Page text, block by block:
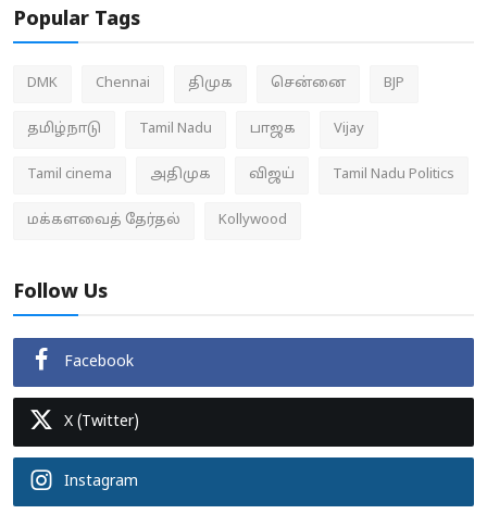
Popular Tags
DMK Chennai திமுக சென்னை BJP
தமிழ்நாடு Tamil Nadu பாஜக Vijay
Tamil cinema அதிமுக விஜய் Tamil Nadu Politics
மக்களவைத் தேர்தல் Kollywood
Follow Us
Facebook
X (Twitter)
Instagram